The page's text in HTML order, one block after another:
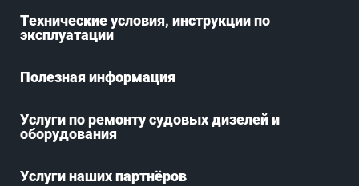
Технические условия, инструкции по
эксплуатации
Полезная информация
Услуги по ремонту судовых дизелей и
оборудования
Услуги наших партнёров